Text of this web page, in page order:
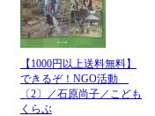
【1000円以上送料無料】
できるぞ！NGO活動
〔2〕／石原尚子／こども
くらぶ